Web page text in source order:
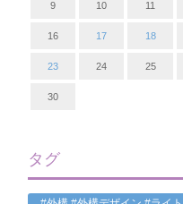
9 10 11
16 17 18
23 24 25
30
タグ